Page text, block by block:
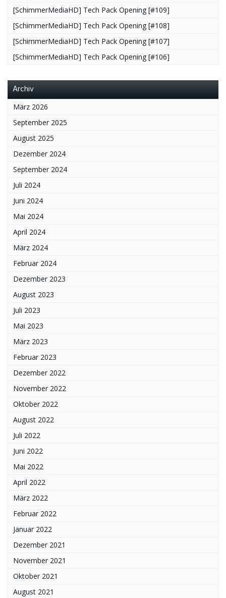
[SchimmerMediaHD] Tech Pack Opening [#109]
[SchimmerMediaHD] Tech Pack Opening [#108]
[SchimmerMediaHD] Tech Pack Opening [#107]
[SchimmerMediaHD] Tech Pack Opening [#106]
Archiv
März 2026
September 2025
August 2025
Dezember 2024
September 2024
Juli 2024
Juni 2024
Mai 2024
April 2024
März 2024
Februar 2024
Dezember 2023
August 2023
Juli 2023
Mai 2023
März 2023
Februar 2023
Dezember 2022
November 2022
Oktober 2022
August 2022
Juli 2022
Juni 2022
Mai 2022
April 2022
März 2022
Februar 2022
Januar 2022
Dezember 2021
November 2021
Oktober 2021
August 2021